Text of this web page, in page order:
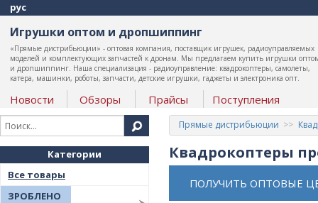
рус
Игрушки оптом и дропшиппинг
«Прямые дистрибьюции» - оптовая компания, поставщик игрушек, радиоуправляемых
моделей и комплектующих запчастей к дронам. Мы предлагаем купить игрушки
и дропшиппинг. Наша специализация - радиоуправление: квадрокоптеры, самолеты,
катера, машинки, роботы, запчасти, детские игрушки, гаджеты и электроника опт.
Новости Обзоры Прайсы Поступления
Категории
Все товары
ЗРОБЛЕНО
Прямые дистрибьюции
Квадрокоптеры
ПОЛУЧИТЬ ОПТОВЫЕ